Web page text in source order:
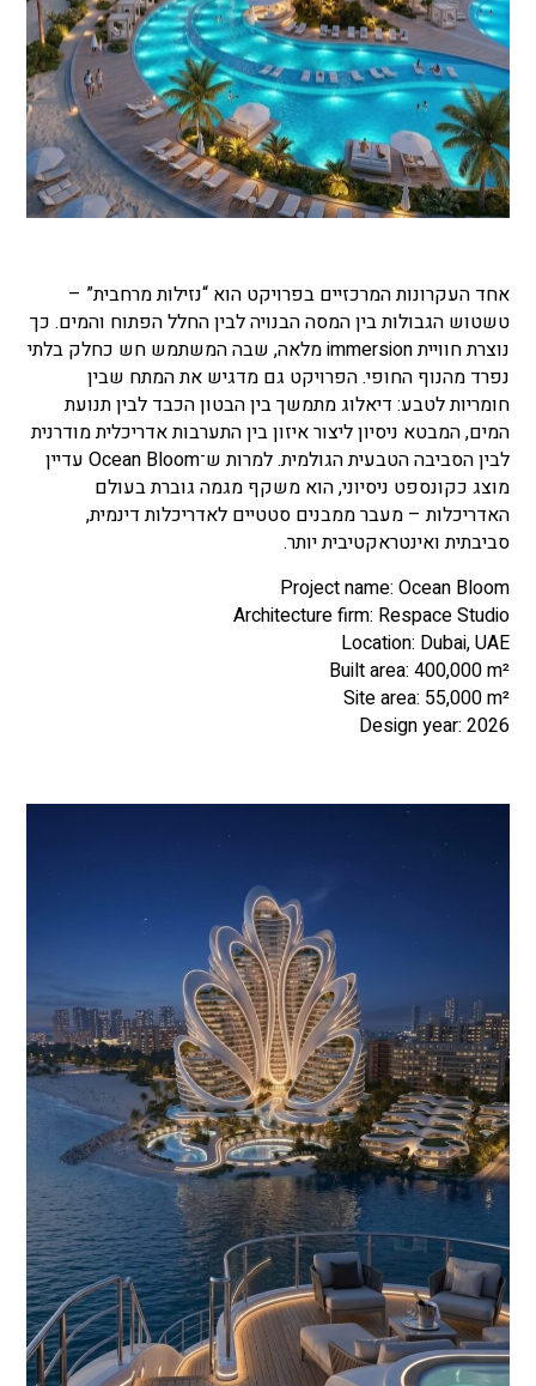
אחד העקרונות המרכזיים בפרויקט הוא “נזילות מרחבית” –
טשטוש הגבולות בין המסה הבנויה לבין החלל הפתוח והמים. כך
נוצרת חוויית immersion מלאה, שבה המשתמש חש כחלק בלתי
נפרד מהנוף החופי. הפרויקט גם מדגיש את המתח שבין
חומריות לטבע: דיאלוג מתמשך בין הבטון הכבד לבין תנועת
המים, המבטא ניסיון ליצור איזון בין התערבות אדריכלית מודרנית
לבין הסביבה הטבעית הגולמית. למרות ש־Ocean Bloom עדיין
מוצג כקונספט ניסיוני, הוא משקף מגמה גוברת בעולם
האדריכלות – מעבר ממבנים סטטיים לאדריכלות דינמית,
סביבתית ואינטראקטיבית יותר.
Project name: Ocean Bloom
Architecture firm: Respace Studio
Location: Dubai, UAE
Built area: 400,000 m²
Site area: 55,000 m²
Design year: 2026